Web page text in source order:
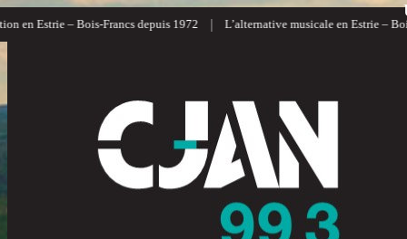
en Estrie – Bois-Francs depuis 1972 L’alternative musicale en Estrie –